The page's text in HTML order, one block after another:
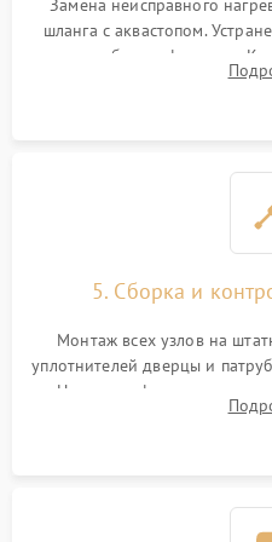
Замена неисправного
шланга с аквастопом.
патрубках и фильтрах.
управления,
5. Сборка и
Монтаж всех узлов на
уплотнителей дверцы и
Надежная фиксация
сборка корпуса и